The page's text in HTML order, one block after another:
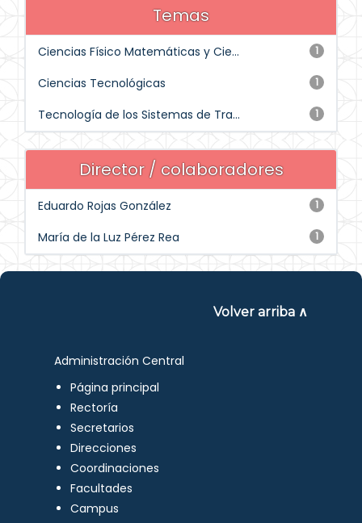
Temas
1
Ciencias Físico Matemáticas y Cie...
1
Ciencias Tecnológicas
1
Tecnología de los Sistemas de Tra...
Director / colaboradores
1
Eduardo Rojas González
1
María de la Luz Pérez Rea
Volver arriba ∧
Administración Central
Página principal
Rectoría
Secretarios
Direcciones
Coordinaciones
Facultades
Campus